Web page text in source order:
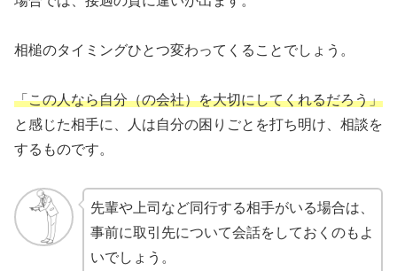
相槌のタイミングひとつ変わってくることでしょう。
「この人なら自分（の会社）を大切にしてくれるだろう」
と感じた相手に、人は自分の困りごとを打ち明け、相談を
するものです。
先輩や上司など同行する相手がいる場合は、
事前に取引先について会話をしておくのもよ
いでしょう。